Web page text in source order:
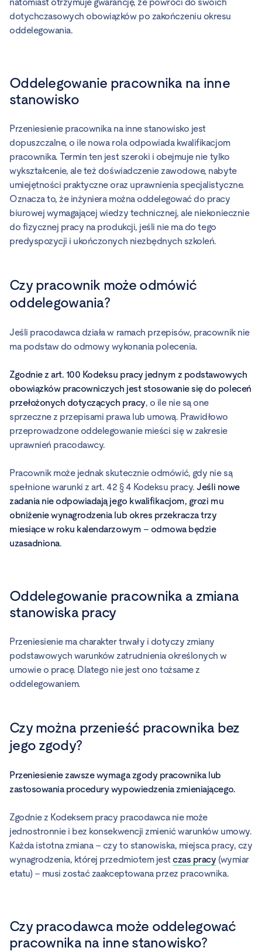
dotychczasowych obowiązków po zakończeniu okresu
oddelegowania.
Oddelegowanie pracownika na inne
stanowisko
Przeniesienie pracownika na inne stanowisko jest
dopuszczalne, o ile nowa rola odpowiada kwalifikacjom
pracownika. Termin ten jest szeroki i obejmuje nie tylko
wykształcenie, ale też doświadczenie zawodowe, nabyte
umiejętności praktyczne oraz uprawnienia specjalistyczne.
Oznacza to, że inżyniera można oddelegować do pracy
biurowej wymagającej wiedzy technicznej, ale niekoniecznie
do fizycznej pracy na produkcji, jeśli nie ma do tego
predyspozycji i ukończonych niezbędnych szkoleń.
Czy pracownik może odmówić
oddelegowania?
Jeśli pracodawca działa w ramach przepisów, pracownik nie
ma podstaw do odmowy wykonania polecenia.
Zgodnie z art. 100 Kodeksu pracy jednym z podstawowych
obowiązków pracowniczych jest stosowanie się do poleceń
przełożonych dotyczących pracy, o ile nie są one
sprzeczne z przepisami prawa lub umową. Prawidłowo
przeprowadzone oddelegowanie mieści się w zakresie
uprawnień pracodawcy.
Pracownik może jednak skutecznie odmówić, gdy nie są
spełnione warunki z art. 42 § 4 Kodeksu pracy.Jeśli nowe
zadania nie odpowiadają jego kwalifikacjom, grozi mu
obniżenie wynagrodzenia lub okres przekracza trzy
miesiące w roku kalendarzowym – odmowa będzie
uzasadniona.
Oddelegowanie pracownika a zmiana
stanowiska pracy
Przeniesienie ma charakter trwały i dotyczy zmiany
podstawowych warunków zatrudnienia określonych w
umowie o pracę. Dlatego nie jest ono tożsame z
oddelegowaniem.
Czy można przenieść pracownika bez
jego zgody?
Przeniesienie zawsze wymaga zgody pracownika lub
zastosowania procedury wypowiedzenia zmieniającego.
Zgodnie z Kodeksem pracy pracodawca nie może
jednostronnie i bez konsekwencji zmienić warunków umowy.
Każda istotna zmiana – czy to stanowiska, miejsca pracy, czy
wynagrodzenia, której przedmiotem jest czas pracy (wymiar
etatu) – musi zostać zaakceptowana przez pracownika.
Czy pracodawca może oddelegować
pracownika na inne stanowisko?